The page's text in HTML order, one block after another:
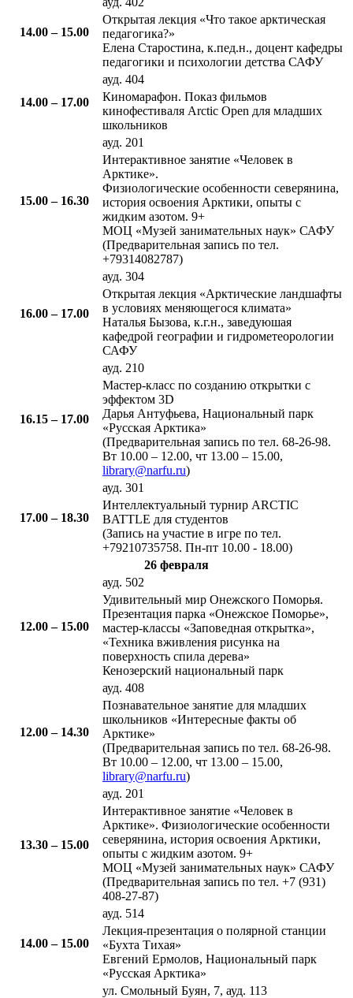
​14.00 – 15.00​
​Открытая лекция «Что такое арктическая
педагогика?»
Елена Старостина, к.пед.н., доцент кафедры
педагогики и психологии детства САФУ
14.00 – 17.00​
ауд. 404
​Киномарафон. Показ фильмов
кинофестиваля Arctic Open для младших
школьников
15.00 – 16.30​
ауд. 201
​Интерактивное занятие «Человек в
Арктике».
Физиологические особенности северянина,
история освоения Арктики, опыты с
жидким азотом. 9+
МОЦ «Музей занимательных наук» САФУ
(Предварительная запись по тел.
+79314082787)
​16.00 – 17.00
ауд. 304
Открытая лекция «Арктические ландшафты
в условиях меняющегося климата»
Наталья Бызова, к.г.н., заведуюшая
кафедрой географии и гидрометеорологии
САФУ
16.15 – 17.00​
ауд. 210
​Мастер-класс по созданию открытки с
эффектом 3D
Дарья Антуфьева, Национальный парк
«Русская Арктика»
(Предварительная запись по тел. 68-26-98.
Вт 10.00 – 12.00, чт 13.00 – 15.00,
library@narfu.ru)
17.00 – 18.30​​
ауд. 301
​Интеллектуальный турнир ARCTIC
BATTLE для студентов
(Запись на участие в игре по тел.
+79210735758. Пн-пт 10.00 - 18.00)
26 февраля​
​12.00 – 15.00
ауд. 502
Удивительный мир Онежского Поморья.
Презентация парка «Онежское Поморье»,
мастер-классы «Заповедная открытка»,
«Техника вживления рисунка на
поверхность спила дерева»
Кенозерский национальный парк
12.00 – 14.30​
ауд. 408
​Познавательное занятие для младших
школьников «Интересные факты об
Арктике»
(Предварительная запись по тел. 68-26-98.
Вт 10.00 – 12.00, чт 13.00 – 15.00,
library@narfu.ru)
13.30 – 15.00
ауд. 201
​Интерактивное занятие «Человек в
Арктике». Физиологические особенности
северянина, история освоения Арктики,
опыты с жидким азотом. 9+
МОЦ «Музей занимательных наук» САФУ
(Предварительная запись по тел. +7 (931)
408-27-87)
​14.00 – 15.00
ауд. 514
Лекция-презентация о полярной станции
«Бухта Тихая»
Евгений Ермолов, Национальный парк
«Русская Арктика»
ул. Смольный Буян, 7, ауд. 113